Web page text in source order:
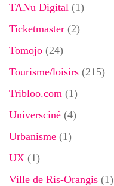
TANu Digital (1)
Ticketmaster (2)
Tomojo (24)
Tourisme/loisirs (215)
Tribloo.com (1)
Universciné (4)
Urbanisme (1)
UX (1)
Ville de Ris-Orangis (1)